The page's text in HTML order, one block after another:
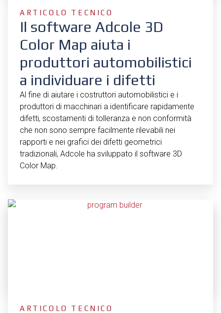
ARTICOLO TECNICO
Il software Adcole 3D
Color Map aiuta i
produttori automobilistici
a individuare i difetti
Al fine di aiutare i costruttori automobilistici e i
produttori di macchinari a identificare rapidamente
difetti, scostamenti di tolleranza e non conformità
che non sono sempre facilmente rilevabili nei
rapporti e nei grafici dei difetti geometrici
tradizionali, Adcole ha sviluppato il software 3D
Color Map.
ARTICOLO TECNICO